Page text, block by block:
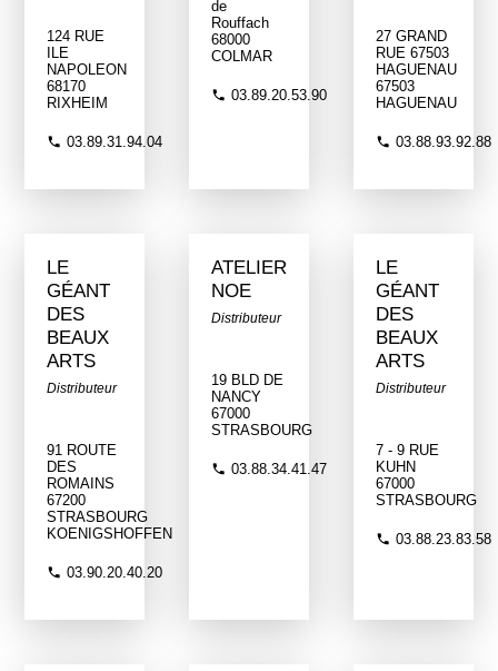
124 RUE
ILE
NAPOLEON
68170
RIXHEIM
03.89.31.94.04
de
Rouffach
68000
COLMAR
03.89.20.53.90
27 GRAND
RUE 67503
HAGUENAU
67503
HAGUENAU
03.88.93.92.88
LE
GÉANT
DES
BEAUX
ARTS
Distributeur
91 ROUTE
DES
ROMAINS
67200
STRASBOURG
KOENIGSHOFFEN
03.90.20.40.20
ATELIER
NOE
Distributeur
19 BLD DE
NANCY
67000
STRASBOURG
03.88.34.41.47
LE
GÉANT
DES
BEAUX
ARTS
Distributeur
7 - 9 RUE
KUHN
67000
STRASBOURG
03.88.23.83.58